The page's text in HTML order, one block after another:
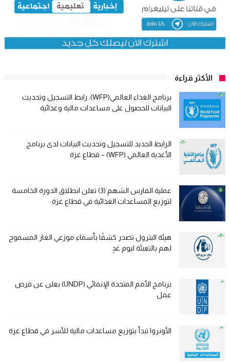
الأكثر قراءة
برنامج الغذاء العالمي(WFP): رابط التسجيل وتحديث
البيانات للحصول على مساعدات مالية وغذائية
الرابط الجديد للتسجيل وتحديث البيانات لدى برنامج
الأغذية العالمي (WFP) – قطاع غزة
عملية الفارس الشهم (3) تعلن انطلاق الدورة الخامسة
لتوزيع المساعدات الغذائية في قطاع غزة
هيئة البترول تصدر كشفًا بأسماء موزعي الغاز المسموح
لهم بالتعبئة ليوم غدٍ
برنامج الأمم المتحدة الإنمائي (UNDP) يعلن عن فرص
عمل
الأونروا تبدأ بتوزيع مساعدات مالية للأسر في قطاع غزة